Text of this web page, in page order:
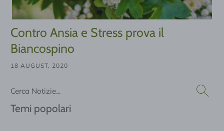
Contro Ansia e Stress prova il
Biancospino
18 AUGUST, 2020
Temi popolari